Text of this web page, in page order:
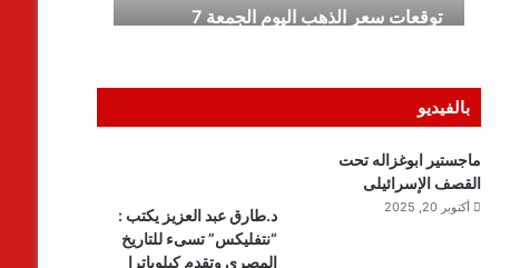
بالفيديو
ماجستير ابوغزاله تحت
القصف الإسرائيلى
أكتوبر 20, 2025
د.طارق عبد العزيز يكتب :
“نتفليكس” تسىء للتاريخ
المصرى وتقدم كيلوباترا